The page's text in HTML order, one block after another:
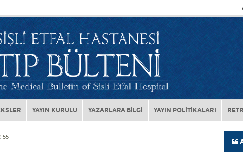
YAYIN KURULU YAZARLARA BİLGİ YAYIN POLİTİKALARI
55